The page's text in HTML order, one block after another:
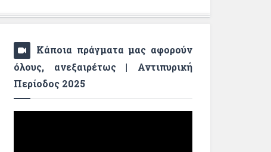
Κάποια πράγματα μας αφορούν
όλους, ανεξαιρέτως | Αντιπυρική
Περίοδος 2025